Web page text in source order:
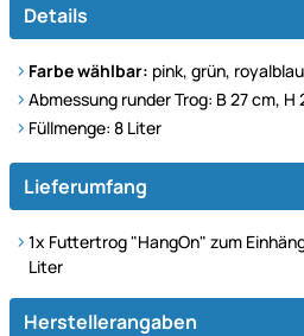
Details
Farbe wählbar: pink, grün, royalblau
Abmessung runder Trog: B 27 cm, H
Füllmenge: 8 Liter
Lieferumfang
1x Futtertrog "HangOn" zum
Liter
Herstellerangaben